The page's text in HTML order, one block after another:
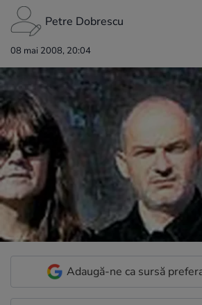
Petre Dobrescu
08 mai 2008, 20:04
Adaugă-ne ca sursă